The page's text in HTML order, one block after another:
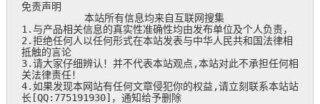
免责声明
本站所有信息均来自互联网搜集
1.与产品相关信息的真实性准确性均由发布单位及个人负责，
2.拒绝任何人以任何形式在本站发表与中华人民共和国法律相
抵触的言论
3.请大家仔细辨认！并不代表本站观点,本站对此不承担任何相
关法律责任！
4.如果发现本网站有任何文章侵犯你的权益,请立刻联系本站站
长[QQ:775191930]，通知给予删除